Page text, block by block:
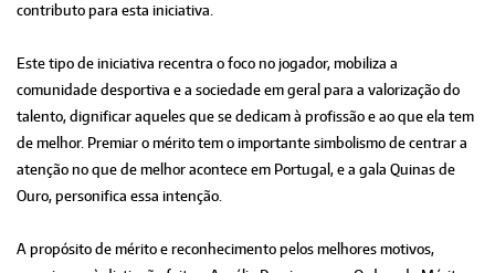
contributo para esta iniciativa.
Este tipo de iniciativa recentra o foco no jogador, mobiliza a
comunidade desportiva e a sociedade em geral para a valorização do
talento, dignificar aqueles que se dedicam à profissão e ao que ela tem
de melhor. Premiar o mérito tem o importante simbolismo de centrar a
atenção no que de melhor acontece em Portugal, e a gala Quinas de
Ouro, personifica essa intenção.
A propósito de mérito e reconhecimento pelos melhores motivos,